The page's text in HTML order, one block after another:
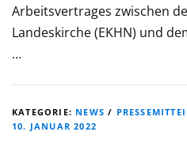
Arbeitsvertrages zwischen
Landeskirche (EKHN) und
…
KATEGORIE: NEWS /
10. JANUAR 2022